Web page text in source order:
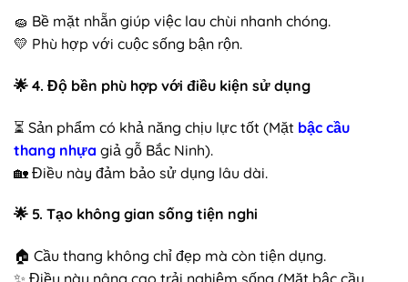
🧽 Bề mặt nhẵn giúp việc lau chùi nhanh chóng.
💛 Phù hợp với cuộc sống bận rộn.
🌟 4. Độ bền phù hợp với điều kiện sử dụng
⏳ Sản phẩm có khả năng chịu lực tốt (Mặt bậc cầu
thang nhựa giả gỗ Bắc Ninh).
🏡 Điều này đảm bảo sử dụng lâu dài.
🌟 5. Tạo không gian sống tiện nghi
🏠 Cầu thang không chỉ đẹp mà còn tiện dụng.